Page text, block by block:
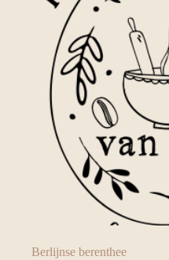
Berlijnse berenthee